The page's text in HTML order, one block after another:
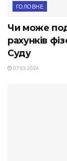
ГОЛОВНЕ
Чи може
рахунків
Суду
07.05.2026